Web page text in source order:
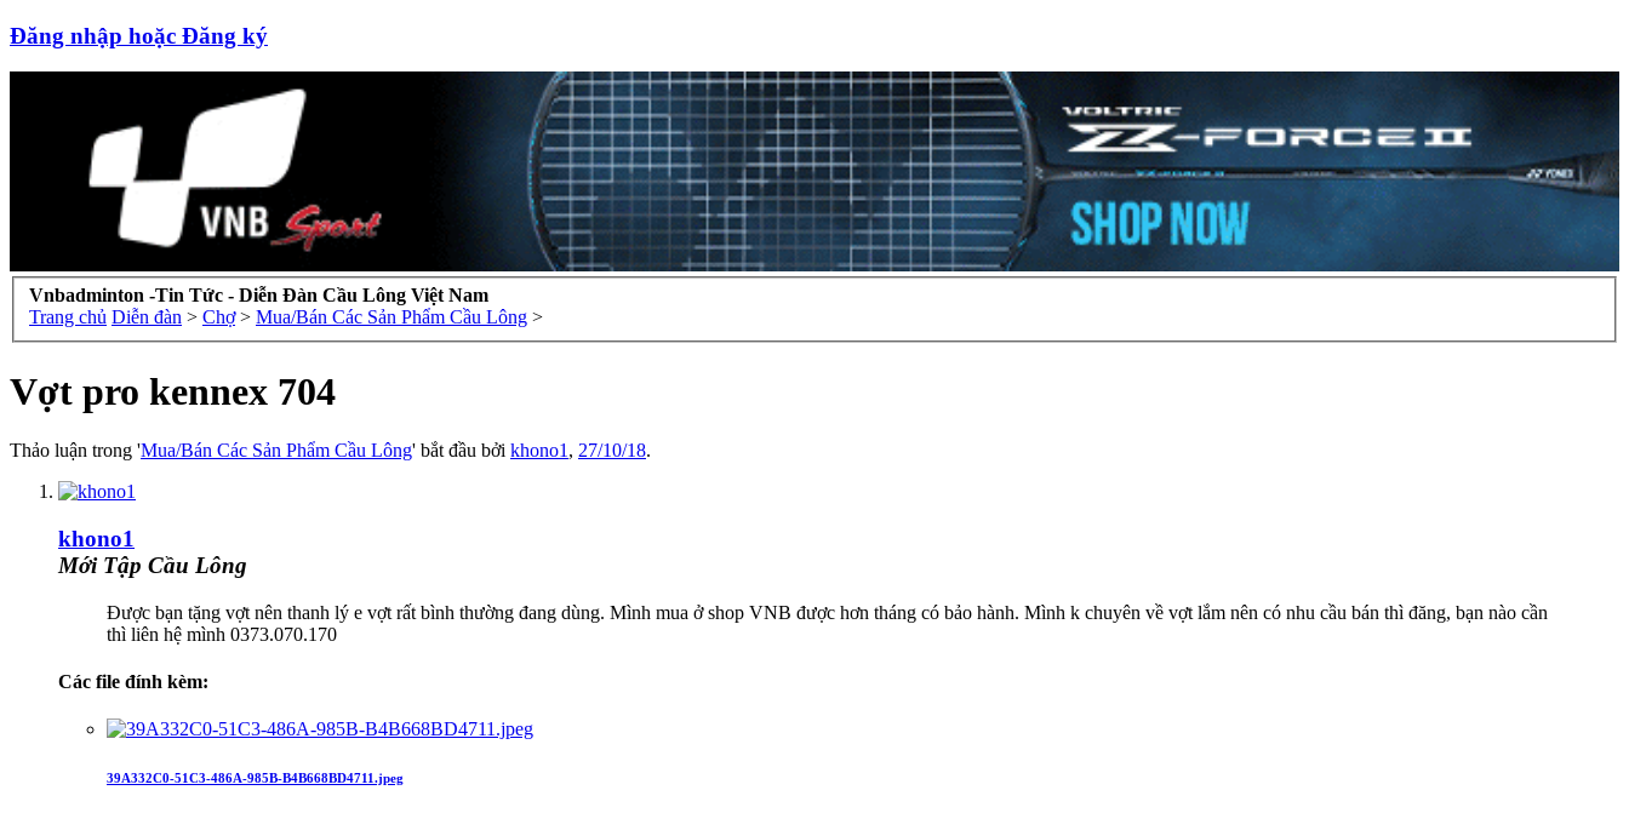
Đăng nhập hoặc Đăng ký
Vnbadminton -Tin Tức - Diễn Đàn Cầu Lông Việt Nam
Trang chủ Diễn đàn > Chợ > Mua/Bán Các Sản Phẩm Cầu Lông >
Vợt pro kennex 704
Thảo luận trong 'Mua/Bán Các Sản Phẩm Cầu Lông' bắt đầu bởi khono1 , 27/10/18.
khono1
Mới Tập Cầu Lông
Được bạn tặng vợt nên thanh lý e vợt rất bình thường đang dùng. Mình mua ở shop VNB được hơn tháng có bảo hành. Mình k chuyên về vợt lắm nên có nhu cầu bán thì đăng, bạn nào cần
thì liên hệ mình 0373.070.170
Các file đính kèm:
39A332C0-51C3-486A-985B-B4B668BD4711.jpeg